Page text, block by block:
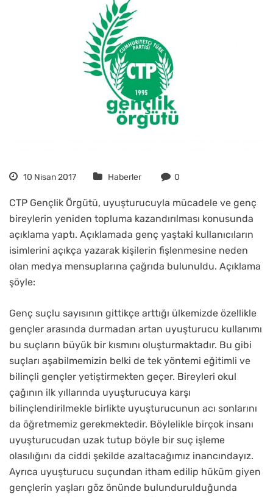
10 Nisan 2017 Haberler 0
CTP Gençlik Örgütü, uyuşturucuyla mücadele ve genç
bireylerin yeniden topluma kazandırılması konusunda
açıklama yaptı. Açıklamada genç yaştaki kullanıcıların
isimlerini açıkça yazarak kişilerin fişlenmesine neden
olan medya mensuplarına çağrıda bulunuldu. Açıklama
şöyle:
Genç suçlu sayısının gittikçe arttığı ülkemizde özellikle
gençler arasında durmadan artan uyuşturucu kullanımı
bu suçların büyük bir kısmını oluşturmaktadır. Bu gibi
suçları aşabilmemizin belki de tek yöntemi eğitimli ve
bilinçli gençler yetiştirmekten geçer. Bireyleri okul
çağının ilk yıllarında uyuşturucuya karşı
bilinçlendirilmekle birlikte uyuşturucunun acı sonlarını
da öğretmemiz gerekmektedir. Böylelikle birçok insanı
uyuşturucudan uzak tutup böyle bir suç işleme
olasılığını da ciddi şekilde azaltacağımız inancındayız.
Ayrıca uyuşturucu suçundan itham edilip hüküm giyen
gençlerin yaşları göz önünde bulundurulduğunda